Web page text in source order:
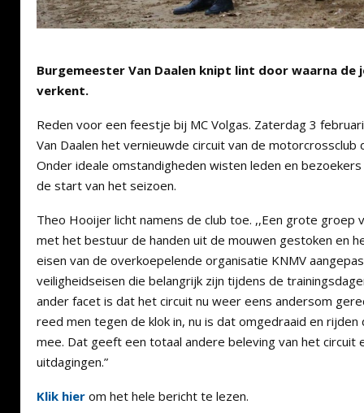
Burgemeester Van Daalen knipt lint door waarna de
verkent.
Reden voor een feestje bij MC Volgas. Zaterdag 3
Van Daalen het vernieuwde circuit van de
Onder ideale omstandigheden wisten leden en
de start van het seizoen.
Theo Hooijer licht namens de club toe. ,,Een grote groep
met het bestuur de handen uit de mouwen gestoken en
eisen van de overkoepelende organisatie KNMV
veiligheidseisen die belangrijk zijn tijdens de
ander facet is dat het circuit nu weer eens andersom
reed men tegen de klok in, nu is dat omgedraaid en
mee. Dat geeft een totaal andere beleving van het circuit
uitdagingen.”
Klik hier om het hele bericht te lezen.